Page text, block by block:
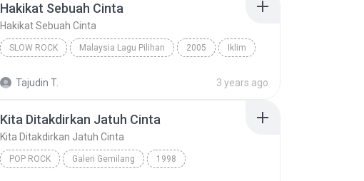
Hakikat Sebuah Cinta
Hakikat Sebuah Cinta
SLOW ROCK Malaysia Lagu Pilihan 2005 Iklim
Tajudin T. 3 years ago
Kita Ditakdirkan Jatuh Cinta
Kita Ditakdirkan Jatuh Cinta
POP ROCK Galeri Gemilang 1998